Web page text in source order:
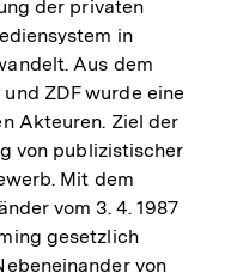
der privaten
in
Aus dem
ZDF wurde eine
Akteuren. Ziel der
von publizistischer
Mit dem
vom 3. 4. 1987
gesetzlich
von